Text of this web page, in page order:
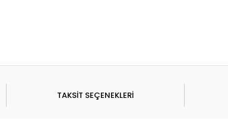
TAKSİT SEÇENEKLERİ